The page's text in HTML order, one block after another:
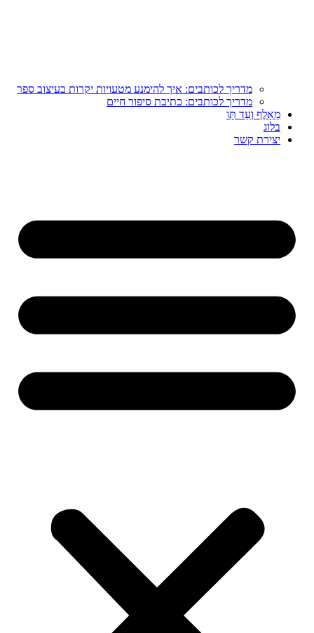
מדריך לכותבים: איך להימנע מטעויות יקרות בעיצוב ספר
מדריך לכותבים: כתיבת סיפור חיים
מֵאָלֶף וְעַד תָּו
בלוג
יצירת קשר